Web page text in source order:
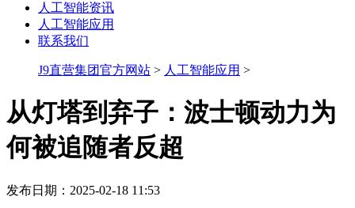
人工智能资讯
人工智能应用
联系我们
J9直营集团官方网站 > 人工智能应用 >
从灯塔到弃子：波士顿动力为
何被追随者反超
发布日期：2025-02-18 11:53